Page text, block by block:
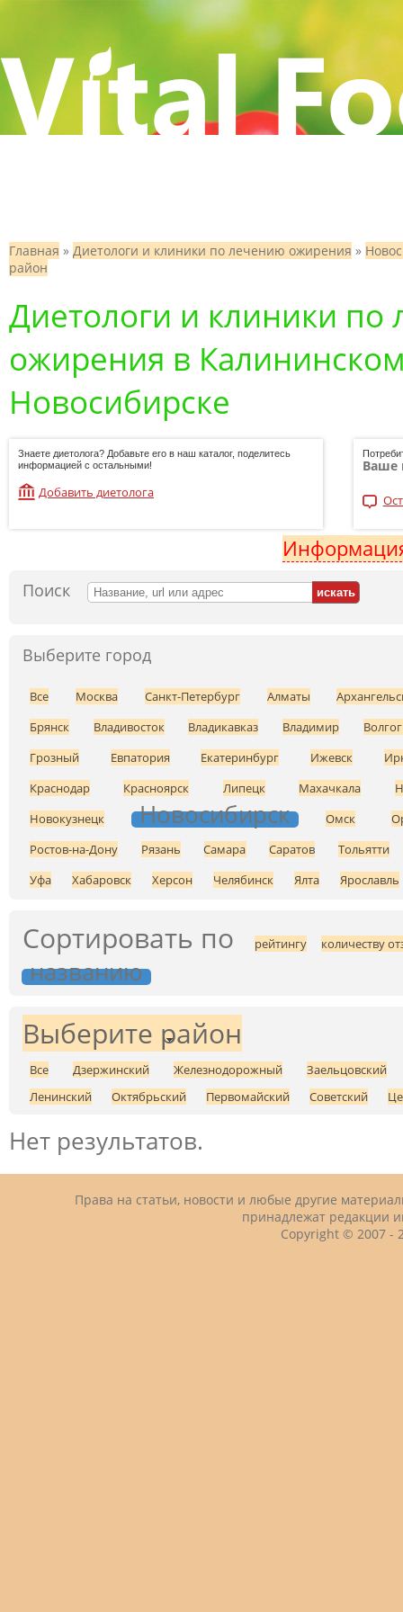
Главная » Диетологи и клиники по лечению ожирения »
район
Диетологи и клиники по
ожирения в
Новосибирске
Знаете диетолога? Добавьте его в наш каталог, поделитесь
информацией с остальными!
Добавить диетолога
Ваше
Поиск
Выберите город
Все Москва Санкт-Петербург Алматы
Брянск
Владивосток Владикавказ Владимир
Грозный
Евпатория Екатеринбург Ижевск
Краснодар
Красноярск Липецк Махачкала
Новокузнецк
Новосибирск Омск
Ростов-на-Дону
Рязань Самара Саратов
Тольятти
Уфа
Хабаровск Херсон Челябинск Ялта Ярославль
Сортировать по рейтингу количеству
названию
Выберите район
Все Дзержинский Железнодорожный
Заельцовский
Ленинский
Октябрьский Первомайский Советский
Нет результатов.
Права на статьи, новости и любые другие
принадлежат редакции
Copyright © 2007 -